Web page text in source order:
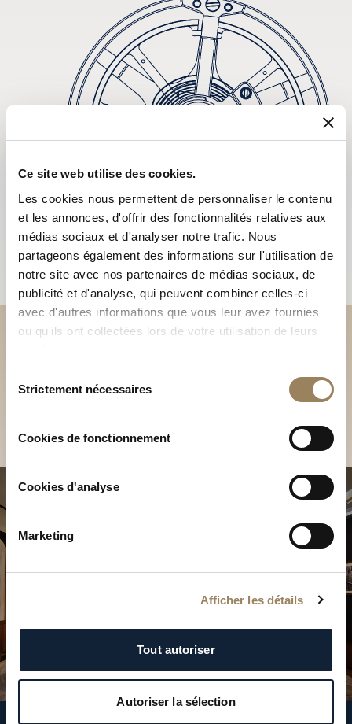
Ce site web utilise des cookies.
Les cookies nous permettent de personnaliser le contenu
et les annonces, d'offrir des fonctionnalités relatives aux
médias sociaux et d'analyser notre trafic. Nous
partageons également des informations sur l'utilisation de
notre site avec nos partenaires de médias sociaux, de
publicité et d'analyse, qui peuvent combiner celles-ci
avec d'autres informations que vous leur avez fournies
ou qu'ils ont collectées lors de votre utilisation de leurs
services.
duStrictement nécessaires
Cookies de fonctionnement
Cookies d'analyse
Marketing
Afficher les détails
Tout autoriser
Autoriser la sélection
Découvrez nos collections
en Boutique